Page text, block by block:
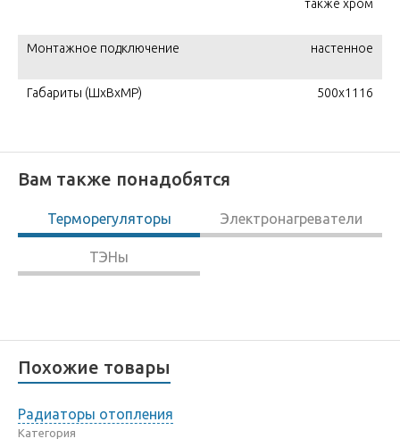
также хром
Монтажное подключение настенное
Габариты (ШxВxМР) 500x1116
Вам также понадобятся
Терморегуляторы Электронагреватели
ТЭНы
Похожие товары
Радиаторы отопления
Категория